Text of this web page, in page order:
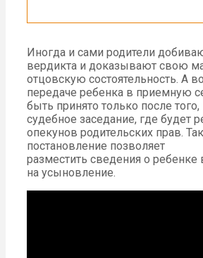
Иногда и сами родители
вердикта и доказывают свою
отцовскую состоятельность. А
передаче ребенка в приемную
быть принято только после
судебное заседание, где будет
опекунов родительских прав.
постановление позволяет
разместить сведения о
на усыновление.